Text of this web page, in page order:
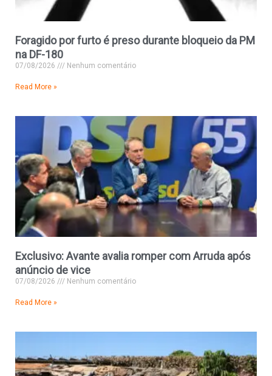
Foragido por furto é preso durante bloqueio da PM
na DF-180
07/08/2026 Nenhum comentário
Read More »
Exclusivo: Avante avalia romper com Arruda após
anúncio de vice
07/08/2026 Nenhum comentário
Read More »